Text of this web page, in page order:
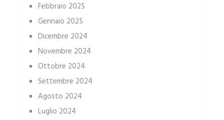
Febbraio 2025
Gennaio 2025
Dicembre 2024
Novembre 2024
Ottobre 2024
Settembre 2024
Agosto 2024
Luglio 2024